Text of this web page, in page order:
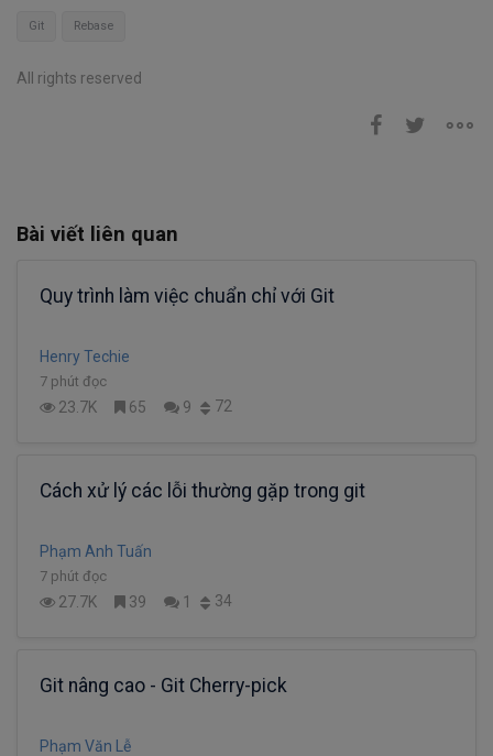
Git Rebase
All rights reserved
Bài viết liên quan
Quy trình làm việc chuẩn chỉ với Git
Henry Techie
7 phút đọc
23.7K 65 9 72
Cách xử lý các lỗi thường gặp trong git
Phạm Anh Tuấn
7 phút đọc
27.7K 39 1 34
Git nâng cao - Git Cherry-pick
Phạm Văn Lễ